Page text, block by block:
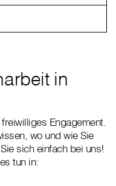
in
Engagement.
wo und wie Sie
sich einfach bei uns!
tun in: